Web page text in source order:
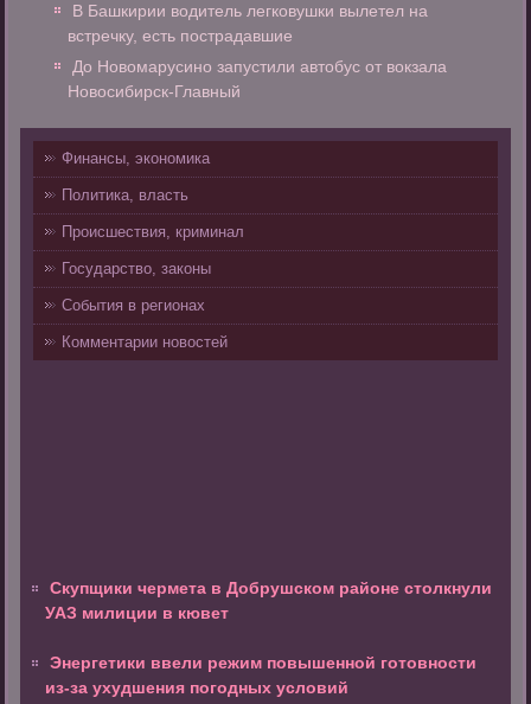
В Башкирии водитель легковушки вылетел на
встречку, есть пострадавшие
До Новомарусино запустили автобус от вокзала
Новосибирск-Главный
Финансы, экономика
Политика, власть
Происшествия, криминал
Государство, законы
События в регионах
Комментарии новостей
Скупщики чермета в Добрушском районе столкнули
УАЗ милиции в кювет
Энергетики ввели режим повышенной готовности
из-за ухудшения погодных условий